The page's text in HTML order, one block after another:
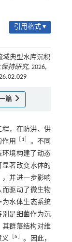
引用格式 ▾
域典型水库沉积
持研究, 2026,
篇
，在防洪、供
用
1
。不同
境构建了动态
著改变水体的
，并进一步影响
而驱动了微生物
为水体生态系统
是细菌作为沉
群落结构对维
义 ［6 。因此，